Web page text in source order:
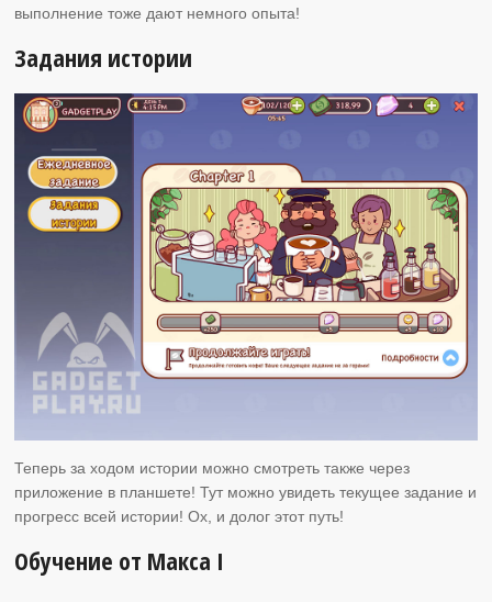
выполнение тоже дают немного опыта!
Задания истории
Теперь за ходом истории можно смотреть также через
приложение в планшете! Тут можно увидеть текущее задание и
прогресс всей истории! Ох, и долог этот путь!
Обучение от Макса I